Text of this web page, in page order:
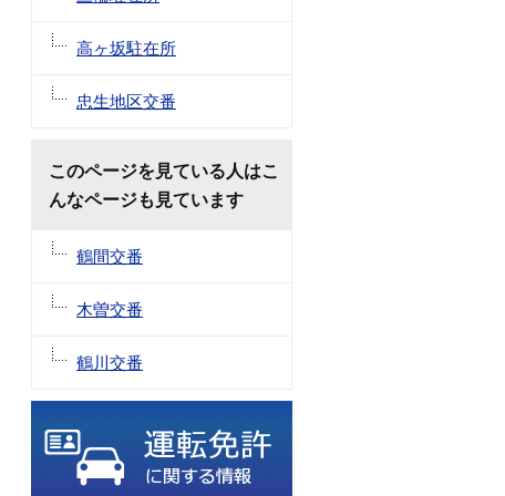
高ヶ坂駐在所
忠生地区交番
このページを見ている人はこ
んなページも見ています
鶴間交番
木曽交番
鶴川交番